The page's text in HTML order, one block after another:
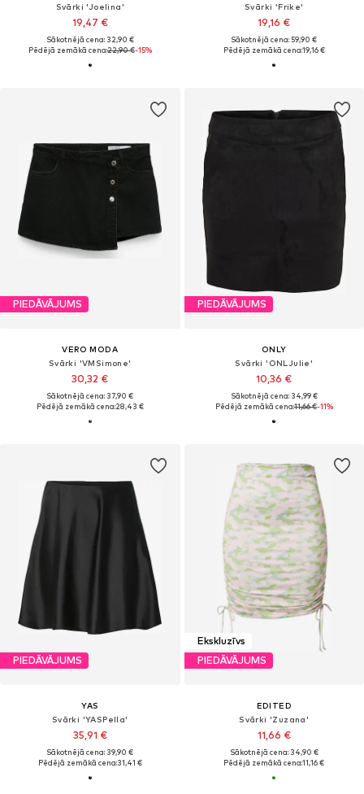
Svārki 'Joelina'
19,47 €
Sākotnējā cena: 32,90 €
Pēdējā zemākā cena:22,90 €-15%
Svārki 'Frike'
19,16 €
Sākotnējā cena: 59,90 €
Pēdējā zemākā cena:19,16 €
PIEDĀVĀJUMS
VERO MODA
Svārki 'VMSimone'
30,32 €
Sākotnējā cena: 37,90 €
Pēdējā zemākā cena:28,43 €
PIEDĀVĀJUMS
ONLY
Svārki 'ONLJulie'
10,36 €
Sākotnējā cena: 34,99 €
Pēdējā zemākā cena:11,66 €-11%
PIEDĀVĀJUMS
YAS
Svārki 'YASPella'
35,91 €
Sākotnējā cena: 39,90 €
Pēdējā zemākā cena:31,41 €
Ekskluzīvs
PIEDĀVĀJUMS
EDITED
Svārki 'Zuzana'
11,66 €
Sākotnējā cena: 34,90 €
Pēdējā zemākā cena:11,16 €